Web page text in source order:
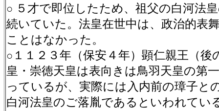
○ ５才で即位したため、祖父の白河法
続いていた。法皇在世中は、政治的表
ことはなかった。
○ １１２３年（保安４年）顕仁親王（後
皇・崇徳天皇は表向きは鳥羽天皇の第
っているが、実際には入内前の璋子と
白河法皇のご落胤であるといわれてい